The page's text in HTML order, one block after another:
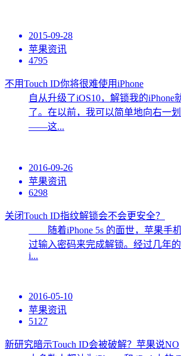
2015-09-28
苹果资讯
4795
不用Touch ID你将很难使用iPhone
自从升级了iOS10，解锁我的iPhone
了。在以前，我可以简单地向右一
——这...
2016-09-26
苹果资讯
6298
关闭Touch ID指纹解锁会不会更安全？
随着iPhone 5s 的面世，苹果手
过输入密码来完成解锁。经过几年
i...
2016-05-10
苹果资讯
5127
新研究暗示Touch ID会被破解？苹果说NO